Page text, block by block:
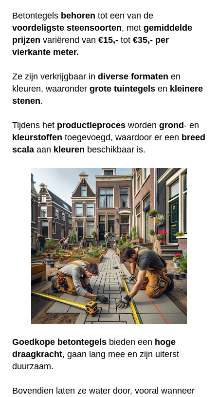
Betontegels behoren tot een van de
voordeligste steensoorten, met gemiddelde
prijzen variërend van €15,- tot €35,- per
vierkante meter.
Ze zijn verkrijgbaar in diverse formaten en
kleuren, waaronder grote tuintegels en kleinere
stenen.
Tijdens het productieproces worden grond- en
kleurstoffen toegevoegd, waardoor er een breed
scala aan kleuren beschikbaar is.
Goedkope betontegels bieden een hoge
draagkracht, gaan lang mee en zijn uiterst
duurzaam.
Bovendien laten ze water door, vooral wanneer